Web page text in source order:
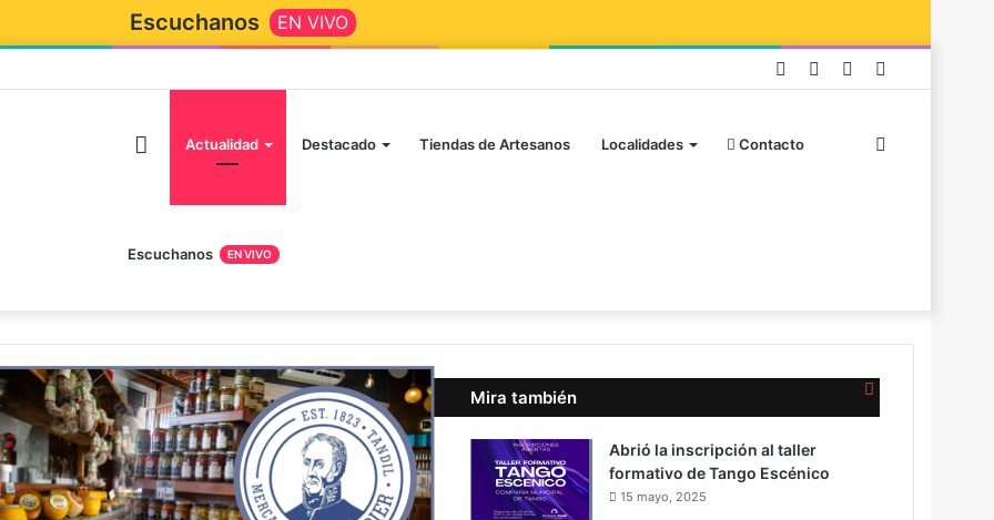
Escuchanos EN VIVO
Publicación
azar
Instagram
Facebook
Actualidad Destacado Tiendas de Artesanos Localidades Contacto
Escuchanos EN VIVO
Mira también Cerrar
Abrió la inscripción al taller
formativo de Tango Escénico
15 mayo, 2025